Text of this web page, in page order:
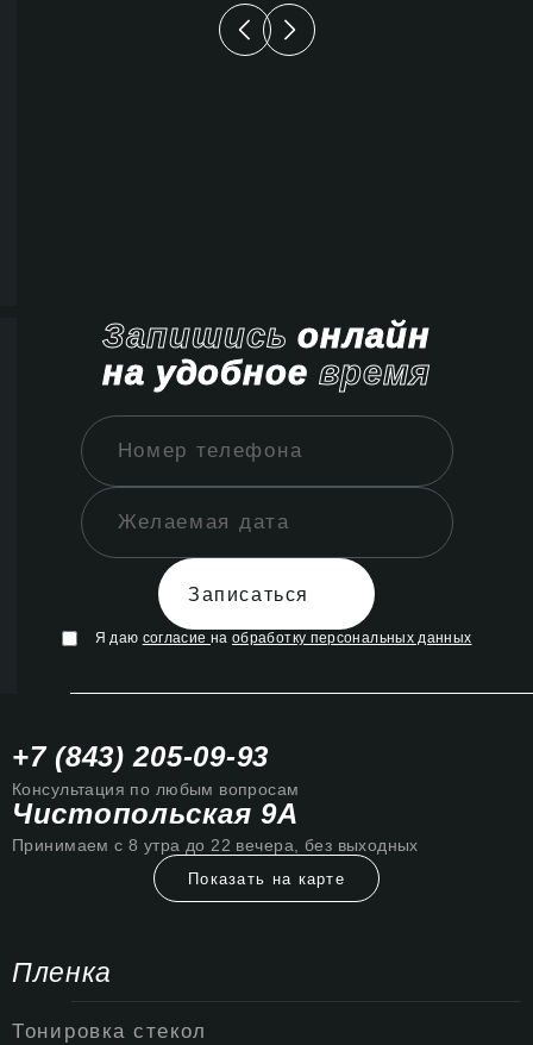
Запишисьонлайн
на удобное время
Записаться
Я даю согласие наобработку персональных данных
+7 (843) 205-09-93
Консультация по любым вопросам
Чистопольская 9А
Принимаем с 8 утра до 22 вечера, без выходных
Показать на карте
Пленка
Тонировка стекол